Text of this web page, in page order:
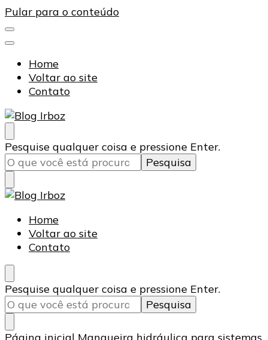
Pular para o conteúdo
Home
Voltar ao site
Contato
Blog Irboz
Blog de Lubrificação Industrial
Procurando
algo?
Pesquise qualquer coisa e pressione Enter.
Blog Irboz
Blog de Lubrificação Industrial
Home
Voltar ao site
Contato
Procurando
algo?
Pesquise qualquer coisa e pressione Enter.